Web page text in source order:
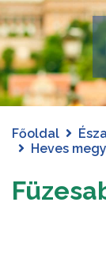
Főoldal
Heves